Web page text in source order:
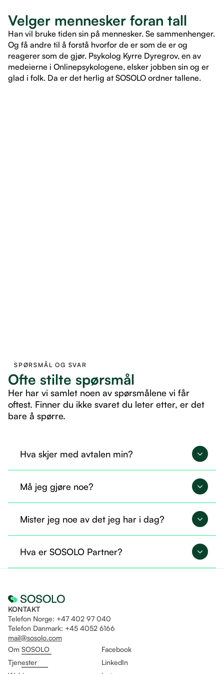
Velger mennesker foran tall
Han vil bruke tiden sin på mennesker. Se sammenhenger.
Og få andre til å forstå hvorfor de er som de er og
reagerer som de gjør. Psykolog Kyrre Dyregrov, en av
medeierne i Onlinepsykologene, elsker jobben sin og er
glad i folk. Da er det herlig at SOSOLO ordner tallene.
SPØRSMÅL OG SVAR
Ofte stilte spørsmål
Her har vi samlet noen av spørsmålene vi får
oftest. Finner du ikke svaret du leter etter, er det
bare å spørre.
Hva skjer med avtalen min?
nøyaktig samme måte.
Må jeg gjøre noe?
overført, og du kan fortsette som før.
Mister jeg noe av det jeg har i dag?
bruker. I tillegg får du mulighet til å ta i bruk flere
Hva er SOSOLO Partner?
KONTAKT
Telefon Norge: +47 402 97 040
Telefon Danmark: +45 4052 6166
mail@sosolo.com
Om SOSOLO
Tjenester
Facebook
LinkedIn